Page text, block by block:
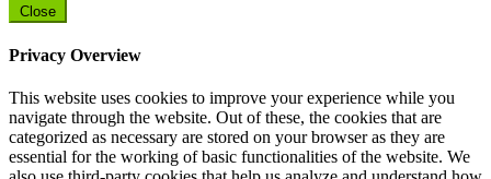
Close
Privacy Overview
This website uses cookies to improve your experience while you
navigate through the website. Out of these, the cookies that are
categorized as necessary are stored on your browser as they are
essential for the working of basic functionalities of the website. We